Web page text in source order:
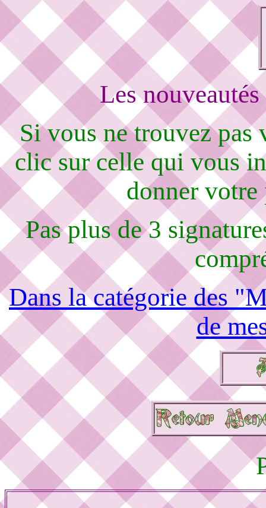
Les
Si vous ne trouvez pas
clic sur celle qui vous
donner votre
Pas plus de 3
Dans la catégorie des
de